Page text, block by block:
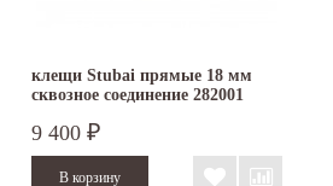
клещи Stubai прямые 18 мм
сквозное соединение 282001
9 400 ₽